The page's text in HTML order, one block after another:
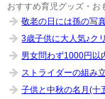
おすすめ育児グッズ・お
敬老の日には孫の写
3歳子供に大人気♪ク
男女問わず1000円以
ストライダーの組み
子供と中秋の名月(十